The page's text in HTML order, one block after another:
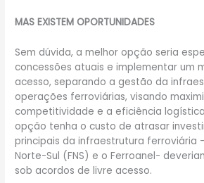
MAS EXISTEM OPORTUNIDADES
Sem dúvida, a melhor opção seria
concessões atuais e implementar um
acesso, separando a gestão da
operações ferroviárias, visando
competitividade e a eficiência
opção tenha o custo de atrasar
principais da infraestrutura ferroviária
Norte-Sul (FNS) e o Ferroanel-
sob acordos de livre acesso.